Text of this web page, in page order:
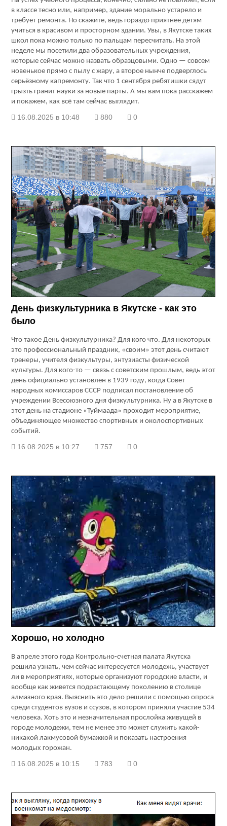
в классе тесно или, например, здание морально устарело и
требует ремонта. Но скажите, ведь гораздо приятнее детям
учиться в красивом и просторном здании. Увы, в Якутске таких
школ пока можно только по пальцам пересчитать. На этой
неделе мы посетили два образовательных учреждения,
которые сейчас можно назвать образцовыми. Одно — совсем
новенькое прямо с пылу с жару, а второе нынче подверглось
серьёзному капремонту. Так что 1 сентября ребятишки сядут
грызть гранит науки за новые парты. А мы вам пока расскажем
и покажем, как всё там сейчас выглядит.
16.08.2025 в 10:48 880 0
День физкультурника в Якутске - как это
было
Что такое День физкультурника? Для кого что. Для некоторых
это профессиональный праздник, «своим» этот день считают
тренеры, учителя физкультуры, энтузиасты физической
культуры. Для кого-то — связь с советским прошлым, ведь этот
день официально установлен в 1939 году, когда Совет
народных комиссаров СССР подписал постановление об
учреждении Всесоюзного дня физкультурника. Ну а в Якутске в
этот день на стадионе «Туймаада» проходит мероприятие,
объединяющее множество спортивных и околоспортивных
событий.
16.08.2025 в 10:27 757 0
Хорошо, но холодно
В апреле этого года Контрольно-счетная палата Якутска
решила узнать, чем сейчас интересуется молодежь, участвует
ли в мероприятиях, которые организуют городские власти, и
вообще как живется подрастающему поколению в столице
алмазного края. Выяснить это дело решили с помощью опроса
среди студентов вузов и ссузов, в котором приняли участие 534
человека. Хоть это и незначительная прослойка живущей в
городе молодежи, тем не менее это может служить какой-
никакой лакмусовой бумажкой и показать настроения
молодых горожан.
16.08.2025 в 10:15 783 0